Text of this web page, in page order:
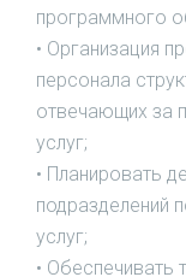
программного
• Организация
персонала
отвечающих за
услуг;
• Планировать
подразделений
услуг;
• Обеспечивать